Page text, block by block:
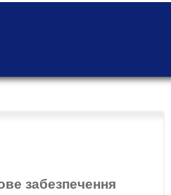
забезпечення